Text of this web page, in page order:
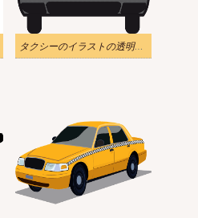
タクシーのイラストの透明な背景をダウンロード